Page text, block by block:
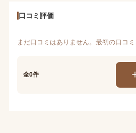
口コミ評価
まだ口コミはありません。最初の口コ
全0件